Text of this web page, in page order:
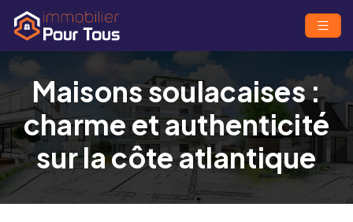
Maisons soulacaises :
charme et authenticité
sur la côte atlantique